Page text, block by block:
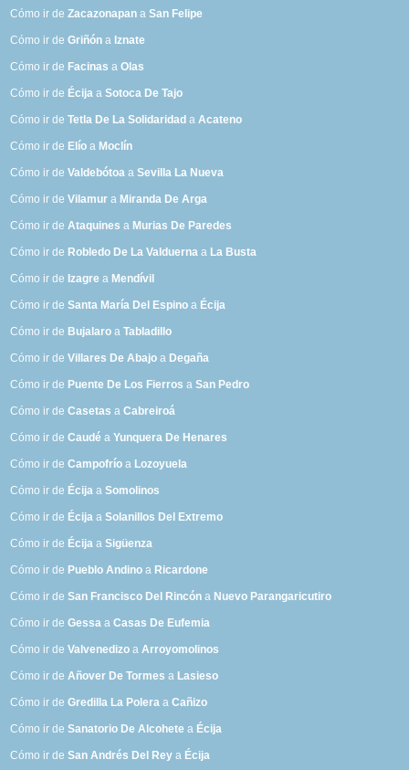
Cómo ir deZacazonapan aSan Felipe
Cómo ir deGriñón a Iznate
Cómo ir de Facinas aOlas
Cómo ir de Écija aSotoca De Tajo
Cómo ir deTetla De La Solidaridad aAcateno
Cómo ir de Elío a Moclín
Cómo ir deValdebótoa aSevilla La Nueva
Cómo ir deVilamur a Miranda De Arga
Cómo ir deAtaquines a Murias De Paredes
Cómo ir de Robledo De La Valduerna a La Busta
Cómo ir de Izagre a Mendívil
Cómo ir deSanta María Del Espino a Écija
Cómo ir de Bujalaro aTabladillo
Cómo ir deVillares De Abajo a Degaña
Cómo ir de Puente De Los Fierros aSan Pedro
Cómo ir deCasetas aCabreiroá
Cómo ir deCaudé aYunquera De Henares
Cómo ir deCampofrío a Lozoyuela
Cómo ir de Écija aSomolinos
Cómo ir de Écija aSolanillos Del Extremo
Cómo ir de Écija aSigüenza
Cómo ir de Pueblo Andino a Ricardone
Cómo ir deSan Francisco Del Rincón a Nuevo Parangaricutiro
Cómo ir deGessa aCasas De Eufemia
Cómo ir deValvenedizo aArroyomolinos
Cómo ir deAñover De Tormes a Lasieso
Cómo ir deGredilla La Polera aCañizo
Cómo ir deSanatorio De Alcohete a Écija
Cómo ir deSan Andrés Del Rey a Écija